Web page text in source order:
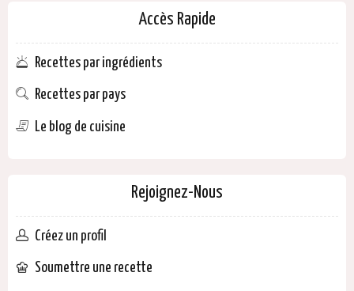
Accès Rapide
Recettes par ingrédients
Recettes par pays
Le blog de cuisine
Rejoignez-Nous
Créez un profil
Soumettre une recette